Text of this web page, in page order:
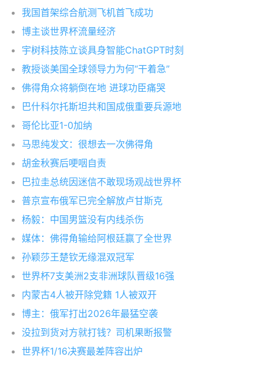
我国首架综合航测飞机首飞成功
博主谈世界杯流量经济
宇树科技陈立谈具身智能ChatGPT时刻
教授谈美国全球领导力为何“干着急”
佛得角众将躺倒在地 进球功臣痛哭
巴什科尔托斯坦共和国成俄重要兵源地
哥伦比亚1-0加纳
马思纯发文：很想去一次佛得角
胡金秋赛后哽咽自责
巴拉圭总统因迷信不敢现场观战世界杯
普京宣布俄军已完全解放卢甘斯克
杨毅：中国男篮没有内线杀伤
媒体：佛得角输给阿根廷赢了全世界
孙颖莎王楚钦无缘混双冠军
世界杯7支美洲2支非洲球队晋级16强
内蒙古4人被开除党籍 1人被双开
博主：俄军打出2026年最猛空袭
没拉到货对方就打钱？司机果断报警
世界杯1/16决赛最差阵容出炉